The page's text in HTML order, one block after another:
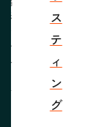
形
ル
ス
テ
ィ
ン
グ